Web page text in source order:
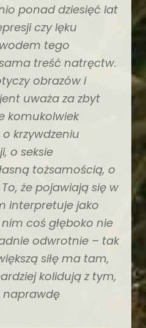
ponad dziesięć lat
czy lęku
tego
treść natręctw.
obrazów i
uważa za zbyt
komukolwiek
krzywdzeniu
o seksie
tożsamością, o
że pojawiają się w
interpretuje jako
coś głęboko nie
odwrotnie – tak
siłę ma tam,
kolidują z tym,
naprawdę